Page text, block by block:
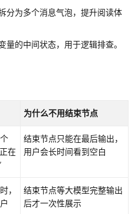
分为多个消息气泡，提升阅读体
的中间状态，用于逻辑排查。
为什么不用结束节点
在
结束节点只能在最后输出，
用户会长时间看到空白
，
结束节点等大模型完整输出
后才一次性展示